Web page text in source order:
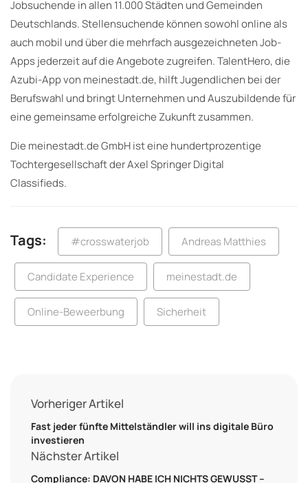
Jobsuchende in allen 11.000 Städten und Gemeinden
Deutschlands. Stellensuchende können sowohl online als
auch mobil und über die mehrfach ausgezeichneten Job-
Apps jederzeit auf die Angebote zugreifen. TalentHero, die
Azubi-App von meinestadt.de, hilft Jugendlichen bei der
Berufswahl und bringt Unternehmen und Auszubildende für
eine gemeinsame erfolgreiche Zukunft zusammen.
Die meinestadt.de GmbH ist eine hundertprozentige
Tochtergesellschaft der Axel Springer Digital
Classifieds.
Tags: #crosswaterjob Andreas Matthies
Candidate Experience meinestadt.de
Online-Beweerbung Sicherheit
Vorheriger Artikel
Fast jeder fünfte Mittelständler will ins digitale Büro
investieren
Nächster Artikel
Compliance: DAVON HABE ICH NICHTS GEWUSST –